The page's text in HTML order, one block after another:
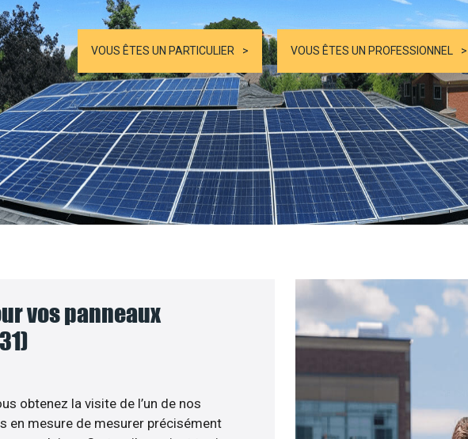
VOUS ÊTES UN PARTICULIER VOUS ÊTES UN PROFESSIONNEL
vos panneaux
obtenez la visite de l’un de nos
en mesure de mesurer précisément